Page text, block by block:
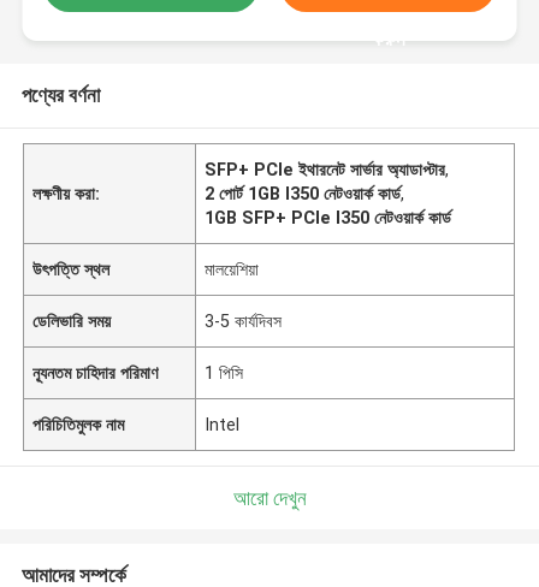
করুন
পণ্যের বর্ণনা
লক্ষণীয় করা:
SFP+ PCle ইথারনেট সার্ভার অ্যাডাপ্টার,
2 পোর্ট 1GB I350 নেটওয়ার্ক কার্ড,
1GB SFP+ PCle I350 নেটওয়ার্ক কার্ড
উৎপত্তি স্থল মালয়েশিয়া
ডেলিভারি সময় 3-5 কার্যদিবস
ন্যূনতম চাহিদার পরিমাণ 1 পিসি
পরিচিতিমুলক নাম Intel
আরো দেখুন
আমাদের সম্পর্কে